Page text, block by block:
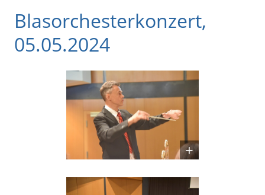
Blasorchesterkonzert,
05.05.2024